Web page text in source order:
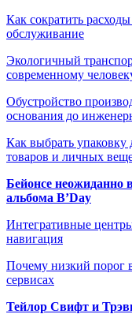
Как сократить
обслуживание
Экологичный
современному
Обустройство
основания до
Как выбрать упаковку
товаров и личных
Бейонсе неожиданно
альбома B’Day
Интегративные
навигация
Почему низкий порог
сервисах
Тейлор Свифт и